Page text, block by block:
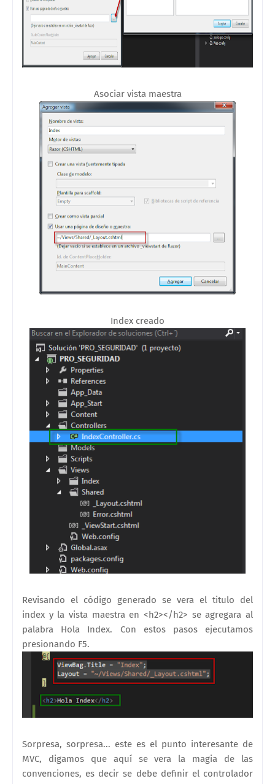
Asociar vista maestra
Index creado
Revisando el código generado se vera el titulo del
index y la vista maestra en <h2></h2> se agregara al
palabra Hola Index. Con estos pasos ejecutamos
presionando F5.
Sorpresa, sorpresa... este es el punto interesante de
MVC, digamos que aquí se vera la magia de las
convenciones, es decir se debe definir el controlador